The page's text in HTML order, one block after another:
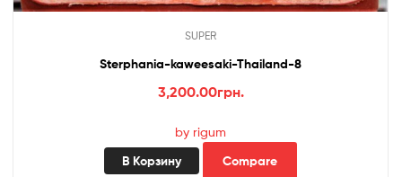
SUPER
Sterphania-kaweesaki-Thailand-8
3,200.00грн.
by rigum
В Корзину Compare